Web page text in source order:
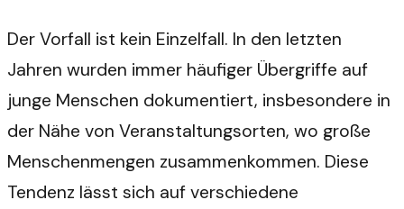
Der Vorfall ist kein Einzelfall. In den letzten
Jahren wurden immer häufiger Übergriffe auf
junge Menschen dokumentiert, insbesondere in
der Nähe von Veranstaltungsorten, wo große
Menschenmengen zusammenkommen. Diese
Tendenz lässt sich auf verschiedene